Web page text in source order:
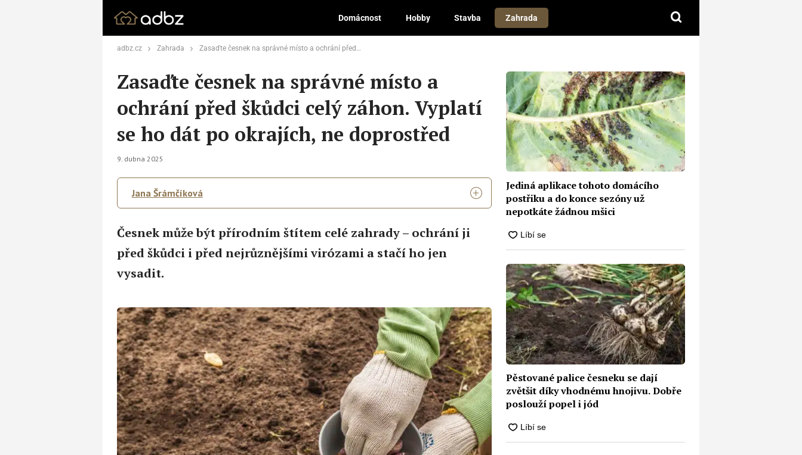
Domácnost Hobby Stavba Zahrada
adbz.cz Zahrada Zasaďte česnek na správné místo a ochrání před škůdci celý záhon. Vyplatí se ho dát po okrajích, ne doprostřed
Zasaďte česnek na správné místo a
ochrání před škůdci celý záhon. Vyplatí
se ho dát po okrajích, ne doprostřed
9. dubna 2025
Jana Šrámčíková
Česnek může být přírodním štítem celé zahrady – ochrání ji
před škůdci i před nejrůznějšími virózami a stačí ho jen
vysadit.
Jediná aplikace tohoto domácího
postřiku a do konce sezóny už
nepotkáte žádnou mšici
Pěstované palice česneku se dají
zvětšit díky vhodnému hnojivu. Dobře
poslouží popel i jód